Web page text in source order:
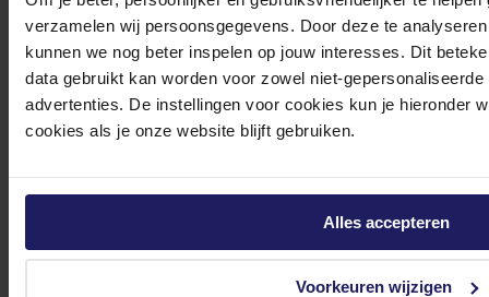
verzamelen wij persoonsgegevens. Door deze te
kunnen we nog beter inspelen op jouw interesses. Dit
data gebruikt kan worden voor zowel niet-
advertenties. De instellingen voor cookies kun je hieronder
cookies als je onze website blijft gebruiken.
Alles accepteren
Voorkeuren wijzigen
Meld je aan voor onze nieuwsbrief!
Ontvang als eerste de beste deals in je inbox
Meld je aan
Footer
Azerty